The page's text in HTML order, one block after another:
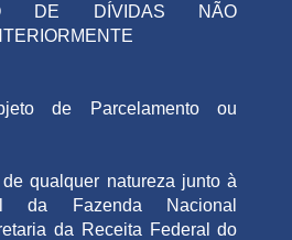
DE DÍVIDAS NÃO
de Parcelamento ou
qualquer natureza junto à
da Fazenda Nacional
da Receita Federal do